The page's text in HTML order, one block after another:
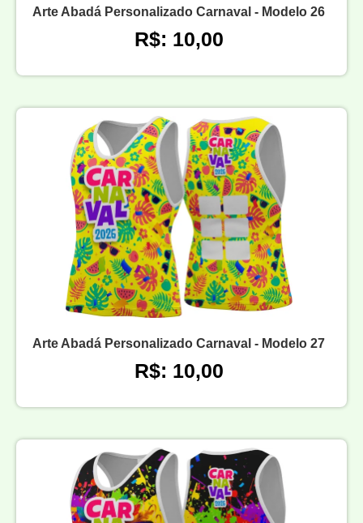
Arte Abadá Personalizado Carnaval - Modelo 26
R$: 10,00
Arte Abadá Personalizado Carnaval - Modelo 27
R$: 10,00